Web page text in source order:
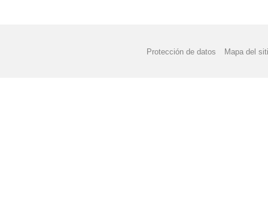
Protección de datos Mapa del